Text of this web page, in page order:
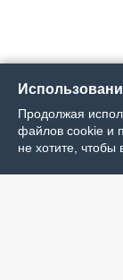
Продолжая
файлов cookie и
не хотите, чтобы